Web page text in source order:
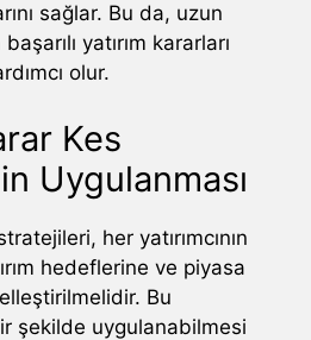
sağlar. Bu da, uzun
yatırım kararları
olur.
Kes
Uygulanması
her yatırımcının
hedeflerine ve piyasa
Bu
şekilde uygulanabilmesi